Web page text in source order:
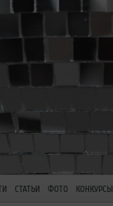
СТАТЬИ ФОТО КОНКУРСЫ